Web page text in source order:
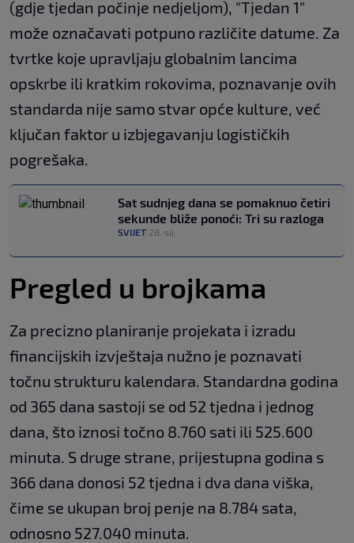
(gdje tjedan počinje nedjeljom), "Tjedan 1"
može označavati potpuno različite datume. Za
tvrtke koje upravljaju globalnim lancima
opskrbe ili kratkim rokovima, poznavanje ovih
standarda nije samo stvar opće kulture, već
ključan faktor u izbjegavanju logističkih
pogrešaka.
Sat sudnjeg dana se pomaknuo četiri
sekunde bliže ponoći: Tri su razloga
SVIJET 28. sij.
Pregled u brojkama
Za precizno planiranje projekata i izradu
financijskih izvještaja nužno je poznavati
točnu strukturu kalendara. Standardna godina
od 365 dana sastoji se od 52 tjedna i jednog
dana, što iznosi točno 8.760 sati ili 525.600
minuta. S druge strane, prijestupna godina s
366 dana donosi 52 tjedna i dva dana viška,
čime se ukupan broj penje na 8.784 sata,
odnosno 527.040 minuta.